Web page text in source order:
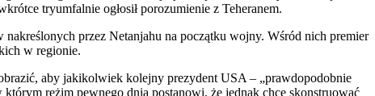
tryumfalnie ogłosił porozumienie z Teheranem.
przez Netanjahu na początku wojny. Wśród nich premier
w regionie.
aby jakikolwiek kolejny prezydent USA – „prawdopodobnie
reżim pewnego dnia postanowi, że jednak chce skonstruować